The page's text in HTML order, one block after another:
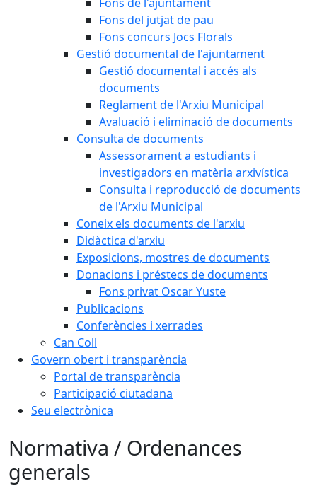
Fons del jutjat de pau
Fons concurs Jocs Florals
Gestió documental de l'ajuntament
Gestió documental i accés als
documents
Reglament de l'Arxiu Municipal
Avaluació i eliminació de documents
Consulta de documents
Assessorament a estudiants i
investigadors en matèria arxivística
Consulta i reproducció de documents
de l'Arxiu Municipal
Coneix els documents de l'arxiu
Didàctica d'arxiu
Exposicions, mostres de documents
Donacions i préstecs de documents
Fons privat Oscar Yuste
Publicacions
Conferències i xerrades
Can Coll
Govern obert i transparència
Portal de transparència
Participació ciutadana
Seu electrònica
Normativa / Ordenances
generals